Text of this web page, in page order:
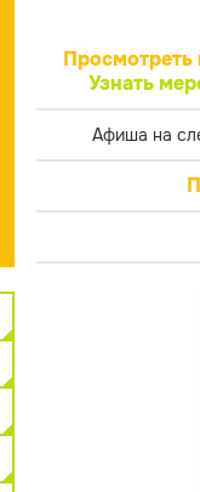
Просмотреть
Узнать
Афиша на